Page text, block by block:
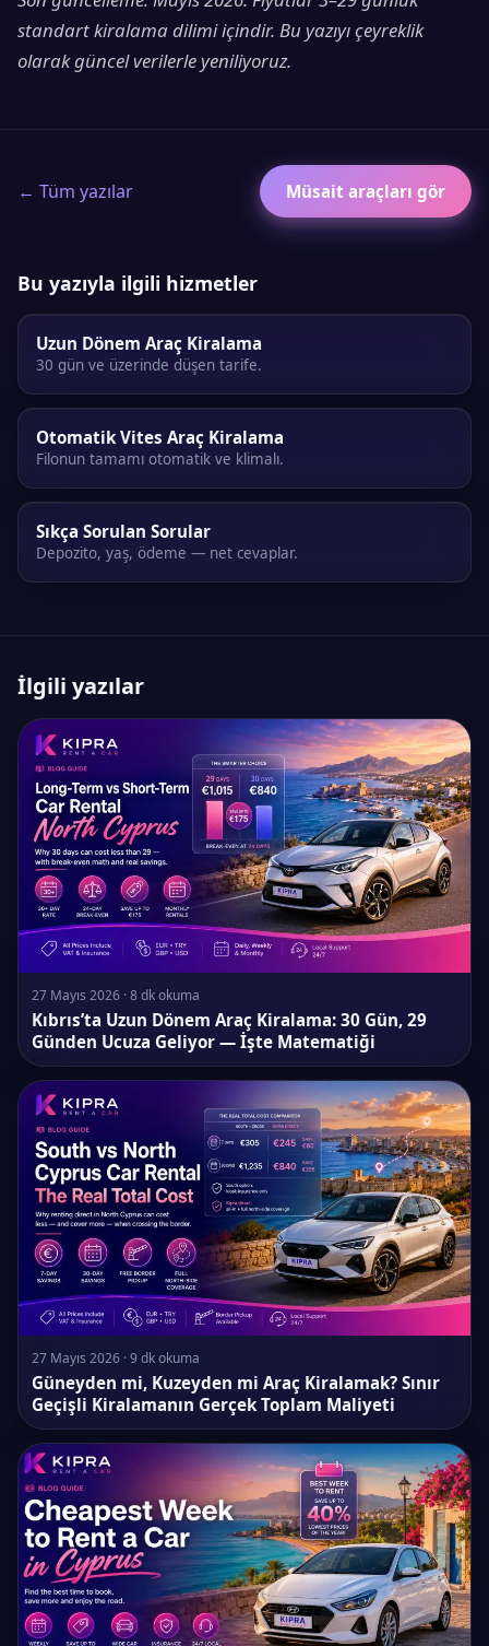
standart kiralama dilimi içindir. Bu yazıyı çeyreklik
olarak güncel verilerle yeniliyoruz.
← Tüm yazılar Müsait araçları gör
Bu yazıyla ilgili hizmetler
Uzun Dönem Araç Kiralama
30 gün ve üzerinde düşen tarife.
Otomatik Vites Araç Kiralama
Filonun tamamı otomatik ve klimalı.
Sıkça Sorulan Sorular
Depozito, yaş, ödeme — net cevaplar.
İlgili yazılar
27 Mayıs 2026 · 8 dk okuma
Kıbrıs’ta Uzun Dönem Araç Kiralama: 30 Gün, 29
Günden Ucuza Geliyor — İşte Matematiği
27 Mayıs 2026 · 9 dk okuma
Güneyden mi, Kuzeyden mi Araç Kiralamak? Sınır
Geçişli Kiralamanın Gerçek Toplam Maliyeti